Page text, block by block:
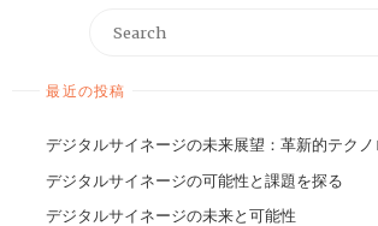
最近の投稿
デジタルサイネージの未来展望：革新的テク
デジタルサイネージの可能性と課題を探る
デジタルサイネージの未来と可能性